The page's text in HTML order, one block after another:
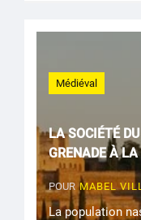
Médiéval
LA SOCIÉTÉ
GRENADE À
POUR MABEL
La population